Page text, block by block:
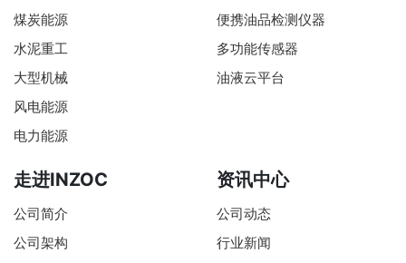
煤炭能源
水泥重工
大型机械
风电能源
电力能源
便携油品检测仪器
多功能传感器
油液云平台
走进INZOC
公司简介
公司架构
资讯中心
公司动态
行业新闻